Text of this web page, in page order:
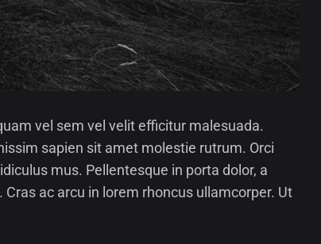
vel sem vel velit efficitur malesuada.
sapien sit amet molestie rutrum. Orci
mus. Pellentesque in porta dolor, a
ac arcu in lorem rhoncus ullamcorper. Ut